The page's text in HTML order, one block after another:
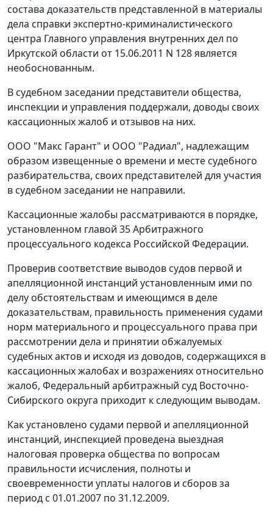
состава доказательств представленной в материалы
дела справки экспертно-криминалистического
центра Главного управления внутренних дел по
Иркутской области от 15.06.2011 N 128 является
необоснованным.
В судебном заседании представители общества,
инспекции и управления поддержали, доводы своих
кассационных жалоб и отзывов на них.
ООО "Макс Гарант" и ООО "Радиал", надлежащим
образом извещенные о времени и месте судебного
разбирательства, своих представителей для участия
в судебном заседании не направили.
Кассационные жалобы рассматриваются в порядке,
установленном главой 35Арбитражного
процессуального кодекса Российской Федерации.
Проверив соответствие выводов судов первой и
апелляционной инстанций установленным ими по
делу обстоятельствам и имеющимся в деле
доказательствам, правильность применения судами
норм материального и процессуального права при
рассмотрении дела и принятии обжалуемых
судебных актов и исходя из доводов, содержащихся в
кассационных жалобах и возражениях относительно
жалоб, Федеральный арбитражный суд Восточно-
Сибирского округа приходит к следующим выводам.
Как установлено судами первой и апелляционной
инстанций, инспекцией проведена выездная
налоговая проверка общества по вопросам
правильности исчисления, полноты и
своевременности уплаты налогов и сборов за
период с 01.01.2007 по 31.12.2009.